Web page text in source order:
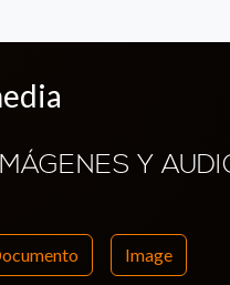
Y
Image